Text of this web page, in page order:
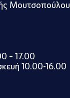
Μουτσοπούλου
– 17.00
10.00-16.00